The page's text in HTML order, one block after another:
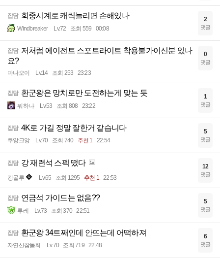
잡담 회중시계로 캐릭늘리면 손해있나
Windbreaker Lv.72 조회 559 00:08
2
댓글
잡담 저처럼 에이전트 스포트라이트 착용불가이신분 있나
요?
마나오이 Lv.14 조회 253 23:23
0
댓글
잡담 환군왕은 망치로만 도전하는게 맞는 듯
뭐하냐 Lv.53 조회 808 23:22
1
댓글
잡담 4K로 가길 정말 잘한거 같습니다
쿠앙크앙 Lv.70 조회 740 추천 1 22:54
5
댓글
잡담 강 재련석 스펙 떴다
킹몰루 Lv.65 조회 1295 추천 1 22:53
12
댓글
잡담 연금석 가이드는 없음??
루레 Lv.73 조회 370 22:51
5
댓글
잡담 환군왕 34트째인데 안뜨는데 어떡하져
자연산참돔회 Lv.70 조회 719 22:48
6
댓글